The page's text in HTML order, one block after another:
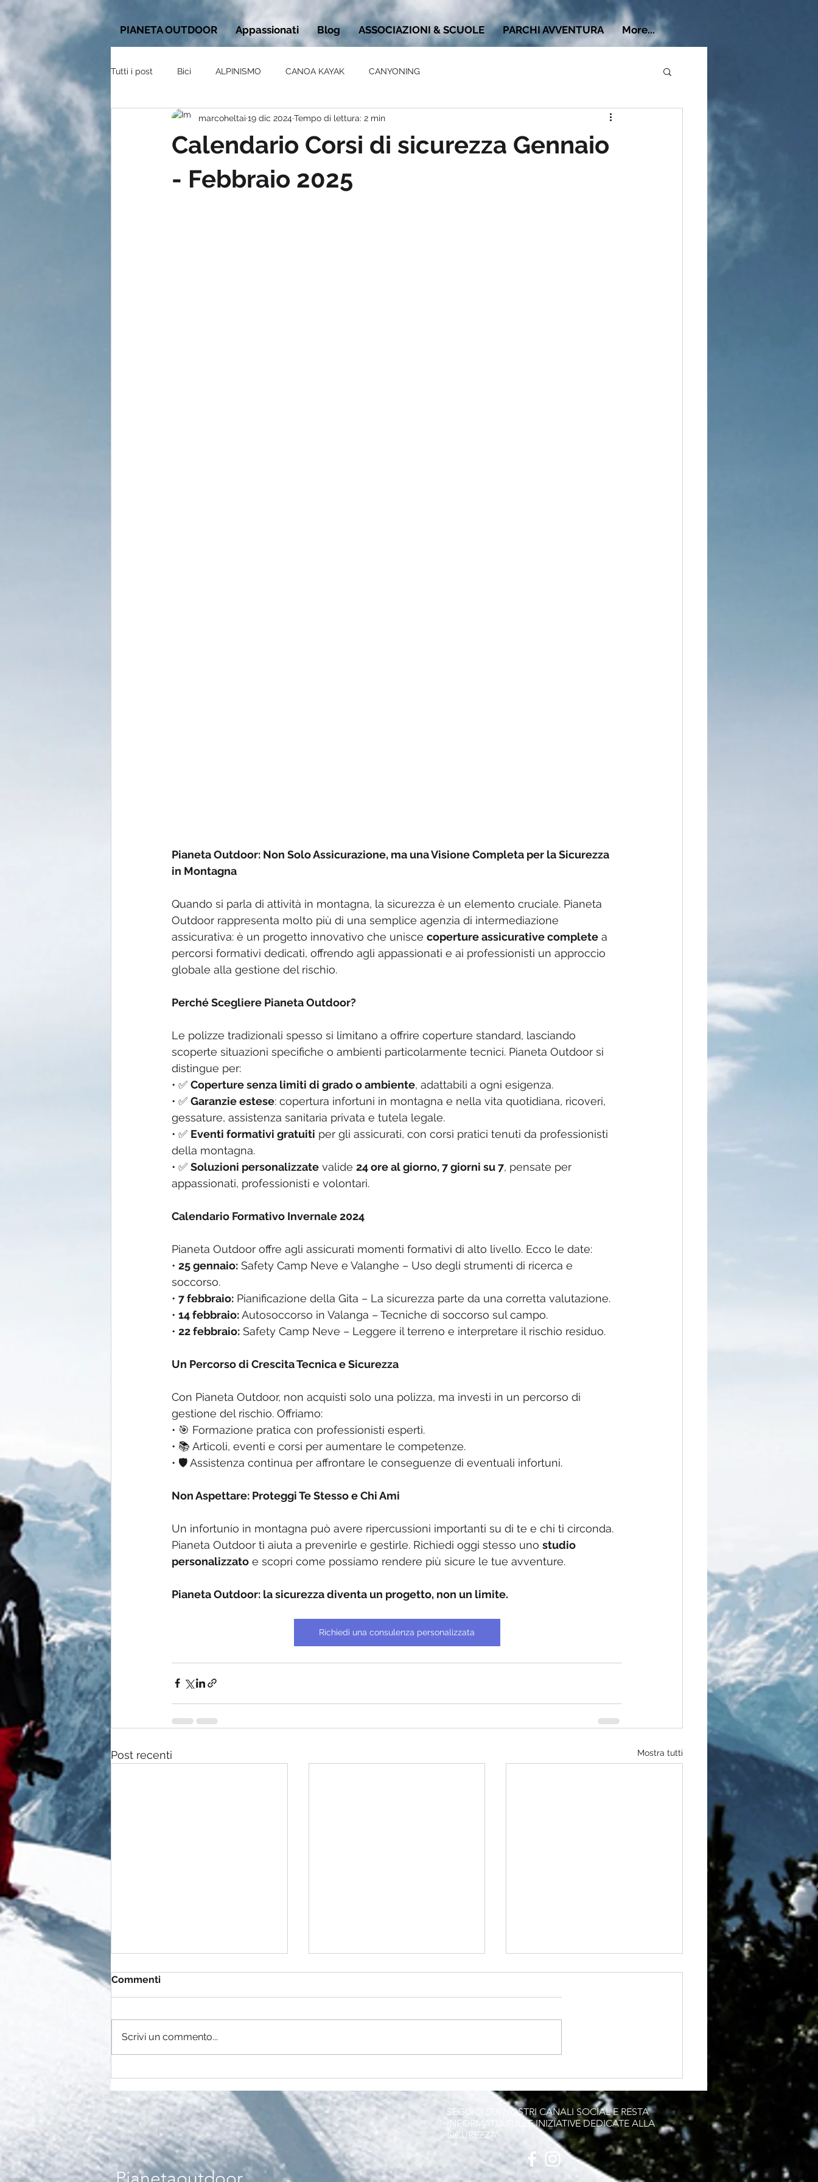
PIANETA OUTDOOR Appassionati Blog ASSOCIAZIONI & SCUOLE PARCHI AVVENTURA More...
Tutti i post Bici ALPINISMO CANOA KAYAK CANYONING
Calendario Corsi di sicurezza Gennaio
- Febbraio 2025
marcoheltai 19 dic 2024 Tempo di lettura: 2 min
Pianeta Outdoor: Non Solo Assicurazione, ma una Visione Completa per la Sicurezza
in Montagna
Quando si parla di attività in montagna, la sicurezza è un elemento cruciale. Pianeta
Outdoor rappresenta molto più di una semplice agenzia di intermediazione
assicurativa: è un progetto innovativo che unisce coperture assicurative complete a
percorsi formativi dedicati, offrendo agli appassionati e ai professionisti un approccio
globale alla gestione del rischio.
Perché Scegliere Pianeta Outdoor?
Le polizze tradizionali spesso si limitano a offrire coperture standard, lasciando
scoperte situazioni specifiche o ambienti particolarmente tecnici. Pianeta Outdoor si
distingue per:
• ✅ Coperture senza limiti di grado o ambiente, adattabili a ogni esigenza.
• ✅ Garanzie estese: copertura infortuni in montagna e nella vita quotidiana, ricoveri,
gessature, assistenza sanitaria privata e tutela legale.
• ✅ Eventi formativi gratuiti per gli assicurati, con corsi pratici tenuti da professionisti
della montagna.
• ✅ Soluzioni personalizzate valide 24 ore al giorno, 7 giorni su 7, pensate per
appassionati, professionisti e volontari.
Calendario Formativo Invernale 2024
Pianeta Outdoor offre agli assicurati momenti formativi di alto livello. Ecco le date:
• 25 gennaio: Safety Camp Neve e Valanghe – Uso degli strumenti di ricerca e
soccorso.
• 7 febbraio: Pianificazione della Gita – La sicurezza parte da una corretta valutazione.
• 14 febbraio: Autosoccorso in Valanga – Tecniche di soccorso sul campo.
• 22 febbraio: Safety Camp Neve – Leggere il terreno e interpretare il rischio residuo.
Un Percorso di Crescita Tecnica e Sicurezza
Con Pianeta Outdoor, non acquisti solo una polizza, ma investi in un percorso di
gestione del rischio. Offriamo:
• 🎯 Formazione pratica con professionisti esperti.
• 📚 Articoli, eventi e corsi per aumentare le competenze.
• 🛡️ Assistenza continua per affrontare le conseguenze di eventuali infortuni.
Non Aspettare: Proteggi Te Stesso e Chi Ami
Un infortunio in montagna può avere ripercussioni importanti su di te e chi ti circonda.
Pianeta Outdoor ti aiuta a prevenirle e gestirle. Richiedi oggi stesso uno studio
personalizzato e scopri come possiamo rendere più sicure le tue avventure.
Pianeta Outdoor: la sicurezza diventa un progetto, non un limite.
Richiedi una consulenza personalizzata
Post recenti Mostra tutti
sport fluviali, tutto ciò che
devi sapere
ciclisti
viaggiare liberi e protetti
Commenti
Scrivi un commento...
SEGUICI SUI NOSTRI CANALI SOCIAL E RESTA
INFORMATO SULLE INIZIATIVE DEDICATE ALLA
SICUREZZA